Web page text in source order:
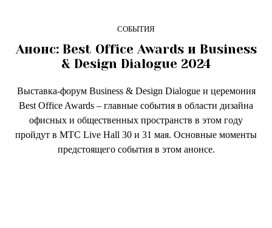
СОБЫТИЯ
Анонс: Best Office Awards и Business
& Design Dialogue 2024
Выставка-форум Business & Design Dialogue и церемония
Best Office Awards – главные события в области дизайна
офисных и общественных пространств в этом году
пройдут в MTC Live Hall 30 и 31 мая. Основные моменты
предстоящего события в этом анонсе.